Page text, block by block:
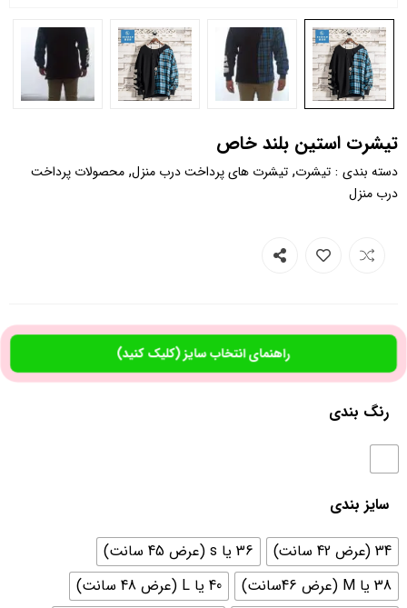
تیشرت استین بلند خاص
دسته بندی : تیشرت, تیشرت های پرداخت درب منزل, محصولات پرداخت
درب منزل
راهنمای انتخاب سایز (کلیک کنید)
رنگ بندی
سایز بندی
34 (عرض 42 سانت)
36 یا s (عرض 45 سانت)
38 یا M (عرض 46سانت)
40 یا L (عرض 48 سانت)